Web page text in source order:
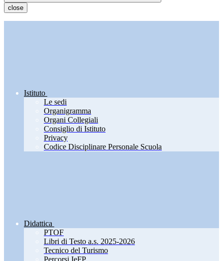
close
Istituto
Le sedi
Organigramma
Organi Collegiali
Consiglio di Istituto
Privacy
Codice Disciplinare Personale Scuola
Didattica
PTOF
Libri di Testo a.s. 2025-2026
Tecnico del Turismo